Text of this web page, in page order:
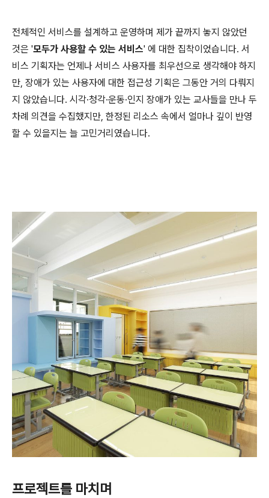
전체적인 서비스를 설계하고 운영하며 제가 끝까지 놓지 않았던
것은 '모두가 사용할 수 있는 서비스' 에 대한 집착이었습니다. 서
비스 기획자는 언제나 서비스 사용자를 최우선으로 생각해야 하지
만, 장애가 있는 사용자에 대한 접근성 기획은 그동안 거의 다뤄지
지 않았습니다. 시각·청각·운동·인지 장애가 있는 교사들을 만나 두
차례 의견을 수집했지만, 한정된 리소스 속에서 얼마나 깊이 반영
할 수 있을지는 늘 고민거리였습니다.
프로젝트를 마치며